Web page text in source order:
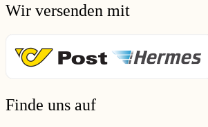
Wir versenden mit
Finde uns auf